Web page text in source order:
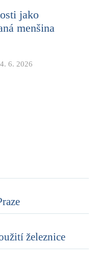
jako
menšina
6. 2026
železnice